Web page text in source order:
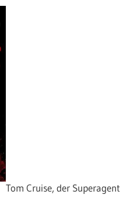
Tom Cruise, der Superagent